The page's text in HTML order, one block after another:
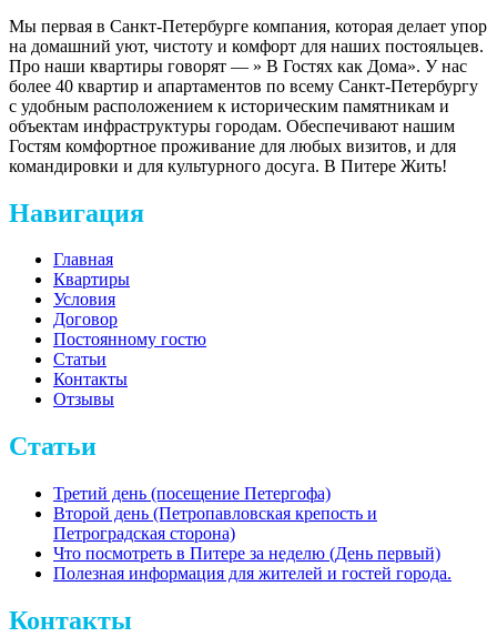
Мы первая в Санкт-Петербурге компания, которая делает упор
на домашний уют, чистоту и комфорт для наших постояльцев.
Про наши квартиры говорят — » В Гостях как Дома». У нас
более 40 квартир и апартаментов по всему Санкт-Петербургу
с удобным расположением к историческим памятникам и
объектам инфраструктуры городам. Обеспечивают нашим
Гостям комфортное проживание для любых визитов, и для
командировки и для культурного досуга. В Питере Жить!
Навигация
Главная
Квартиры
Условия
Договор
Постоянному гостю
Статьи
Контакты
Отзывы
Статьи
Третий день (посещение Петергофа)
Второй день (Петропавловская крепость и
Петроградская сторона)
Что посмотреть в Питере за неделю (День первый)
Полезная информация для жителей и гостей города.
Контакты